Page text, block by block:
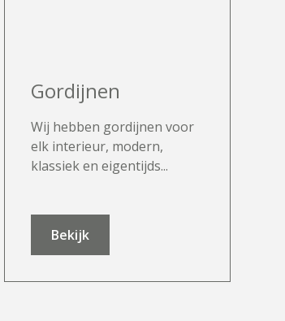
Gordijnen
Wij hebben gordijnen voor
elk interieur, modern,
klassiek en eigentijds...
Bekijk